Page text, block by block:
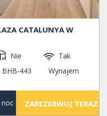
CATALUNYA W
Nie
Tak
BHB-443
Wynajem
ZAREZERWUJ TERAZ